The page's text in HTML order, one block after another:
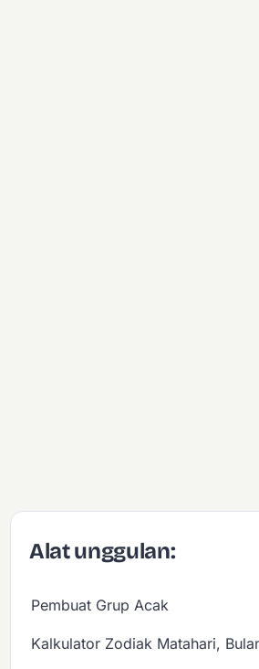
Alat unggulan:
Pembuat Grup Acak
Kalkulator Zodiak Matahari,